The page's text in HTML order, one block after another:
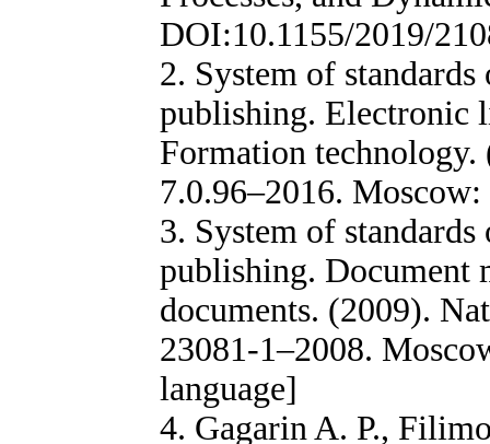
DOI:10.1155/2019/
2. System of
publishing. Electronic
Formation
7.0.96–2016.
3. System of
publishing. Document
documents. (2009).
23081-1–2008.
language]
4. Gagarin A. P.,